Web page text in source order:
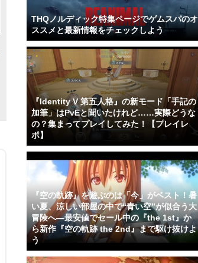
THQノルディック特集ページでゲムスパのオ
ススメと最新情報をチェックしよう
『Identity V 第五人格』の新モード「手記の
加筆」はPvEと聞いたけれど……実際どうな
の？集まってプレイしてみた！【プレイレ
ポ】
『空の軌跡』を遊ぶのは「今」がベスト！暑
い夏、涼しい部屋の中で“青い空”が似合う大
冒険へ―最安値でセール中の『the 1st』か
ら新作『空の軌跡 the 2nd』まで駆け抜けよ
う